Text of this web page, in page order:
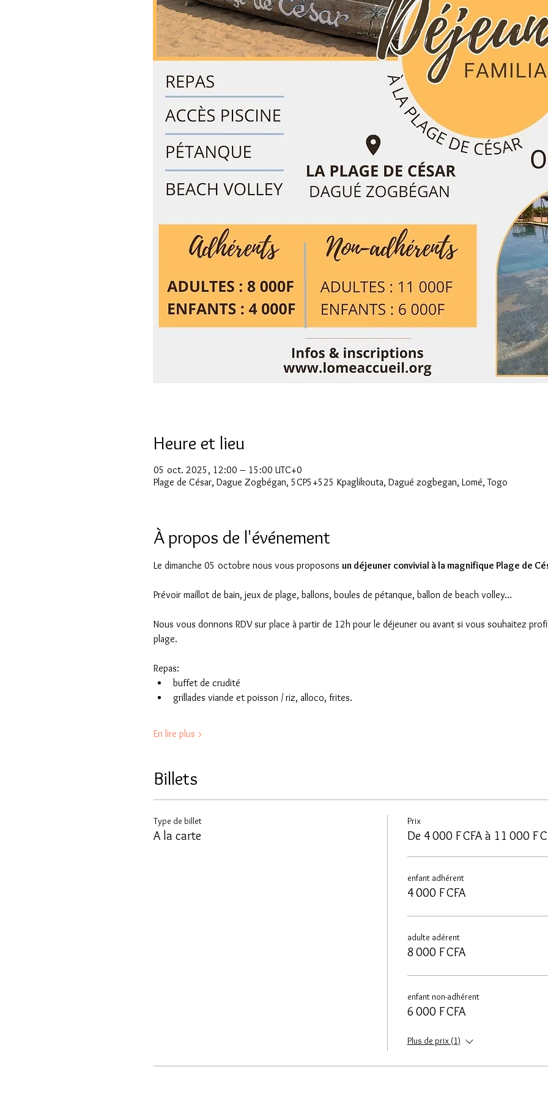
Heure et lieu
05 oct. 2025, 12:00 – 15:00 UTC+0
Plage de César, Dague Zogbégan, 5CP5+525 Kpaglikouta, Dagué zogbegan, Lomé, Togo
À propos de l'événement
Le dimanche 05 octobre nous vous proposons un déjeuner convivial à la magnifique Plage de
Prévoir maillot de bain, jeux de plage, ballons, boules de pétanque, ballon de beach volley...
Nous vous donnons RDV sur place à partir de 12h pour le déjeuner ou avant si vous souhaitez
plage.
Repas:
buffet de crudité
grillades viande et poisson / riz, alloco, frites.
En lire plus >
Billets
Type de billet
A la carte
Prix
De 4 000 F CFA à 11 000 F
enfant adhérent
4 000 F CFA
adulte adérent
8 000 F CFA
enfant non-adhérent
6 000 F CFA
Plus de prix (1)